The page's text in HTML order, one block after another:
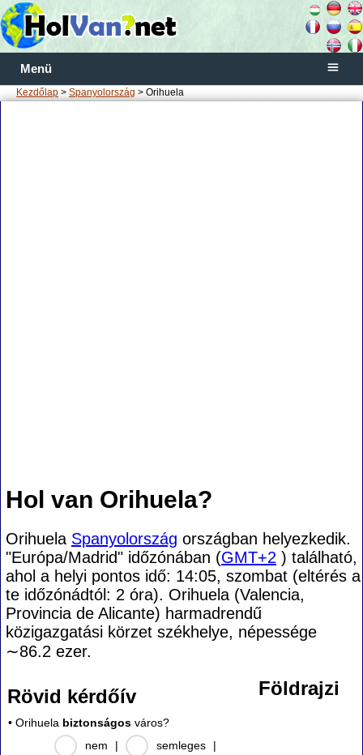
Menü
Kezdőlap > Spanyolország > Orihuela
Hol van Orihuela?
Orihuela Spanyolország országban helyezkedik.
"Európa/Madrid" időzónában (GMT+2 ) található,
ahol a helyi pontos idő: 14:05, szombat (eltérés a
te időzónádtól: 2 óra). Orihuela (Valencia,
Provincia de Alicante) harmadrendű
közigazgatási körzet székhelye, népessége
∼86.2 ezer.
Rövid kérdőív
• Orihuela biztonságos város?
nem
| semleges |
Földrajzi